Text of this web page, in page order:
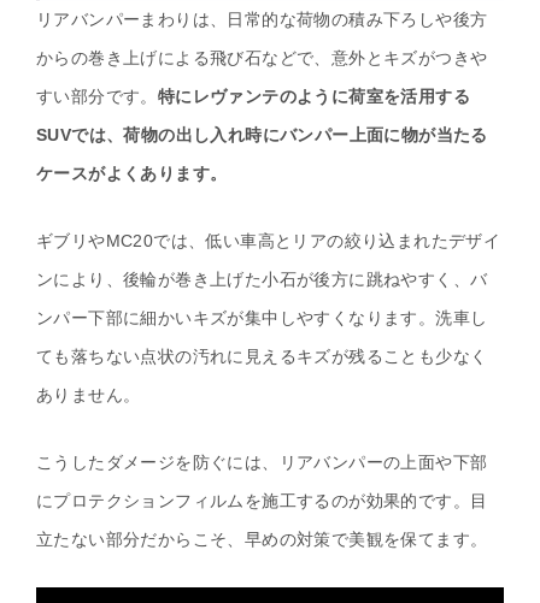
リアバンパーまわりは、日常的な荷物の積み下ろしや後方
からの巻き上げによる飛び石などで、意外とキズがつきや
すい部分です。 特にレヴァンテのように荷室を活用する
SUVでは、荷物の出し入れ時にバンパー上面に物が当たる
ケースがよくあります。
ギブリやMC20では、低い車高とリアの絞り込まれたデザイ
ンにより、後輪が巻き上げた小石が後方に跳ねやすく、バ
ンパー下部に細かいキズが集中しやすくなります。洗車し
ても落ちない点状の汚れに見えるキズが残ることも少なく
ありません。
こうしたダメージを防ぐには、リアバンパーの上面や下部
にプロテクションフィルムを施工するのが効果的です。目
立たない部分だからこそ、早めの対策で美観を保てます。